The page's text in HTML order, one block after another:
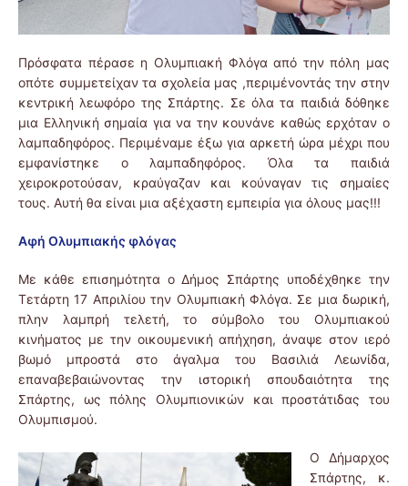
Πρόσφατα πέρασε η Ολυμπιακή Φλόγα από την πόλη μας
οπότε συμμετείχαν τα σχολεία μας ,περιμένοντάς την στην
κεντρική λεωφόρο της Σπάρτης. Σε όλα τα παιδιά δόθηκε
μια Ελληνική σημαία για να την κουνάνε καθώς ερχόταν ο
λαμπαδηφόρος. Περιμέναμε έξω για αρκετή ώρα μέχρι που
εμφανίστηκε ο λαμπαδηφόρος. Όλα τα παιδιά
χειροκροτούσαν, κραύγαζαν και κούναγαν τις σημαίες
τους. Αυτή θα είναι μια αξέχαστη εμπειρία για όλους μας!!!
Αφή Ολυμπιακής φλόγας
Με κάθε επισημότητα ο Δήμος Σπάρτης υποδέχθηκε την
Τετάρτη 17 Απριλίου την Ολυμπιακή Φλόγα. Σε μια δωρική,
πλην λαμπρή τελετή, το σύμβολο του Ολυμπιακού
κινήματος με την οικουμενική απήχηση, άναψε στον ιερό
βωμό μπροστά στο άγαλμα του Βασιλιά Λεωνίδα,
επαναβεβαιώνοντας την ιστορική σπουδαιότητα της
Σπάρτης, ως πόλης Ολυμπιονικών και προστάτιδας του
Ολυμπισμού.
Ο Δήμαρχος
Σπάρτης, κ.